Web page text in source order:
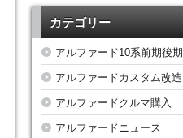
カテゴリー
アルファード10系前期後期
アルファードカスタム改造
アルファードクルマ購入
アルファードニュース